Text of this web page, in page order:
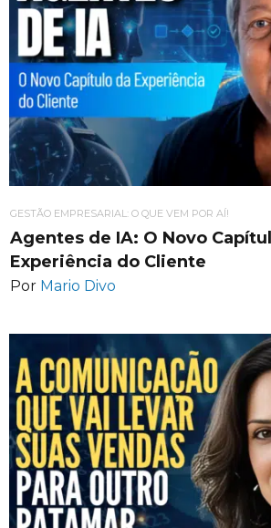
GESTÃO EMPRESARIAL: O QUE VEM POR AÍ!
Agentes de IA: O Novo
Experiência do Cliente
Por Mario Divo